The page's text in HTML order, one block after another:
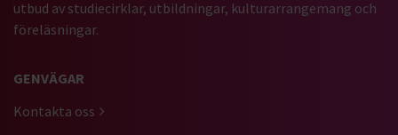
utbud av studiecirklar, utbildningar, kulturarrangemang och
föreläsningar.
GENVÄGAR
Kontakta oss